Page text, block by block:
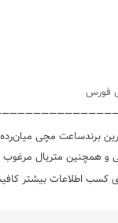
فورس
و همچنین متریال
کافیست با شماره تماس